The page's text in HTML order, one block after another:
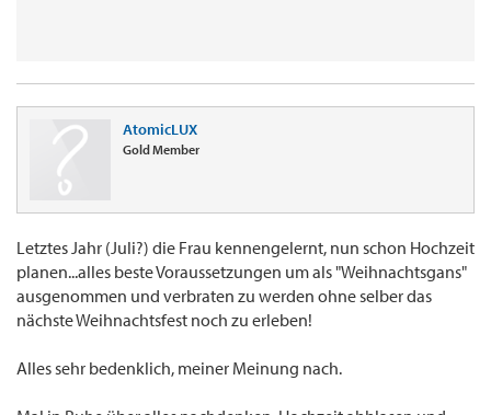
AtomicLUX
Gold Member
Letztes Jahr (Juli?) die Frau kennengelernt, nun schon Hochzeit
planen...alles beste Voraussetzungen um als "Weihnachtsgans"
ausgenommen und verbraten zu werden ohne selber das
nächste Weihnachtsfest noch zu erleben!
Alles sehr bedenklich, meiner Meinung nach.